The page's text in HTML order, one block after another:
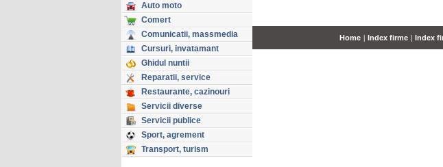
Auto moto
Comert
Comunicatii, massmedia
Cursuri, invatamant
Ghidul nuntii
Reparatii, service
Restaurante, cazinouri
Servicii diverse
Servicii publice
Sport, agrement
Transport, turism
Copyright © GHIDUL 2026
Toate drepturile rezervate
Home | Index firme | Index